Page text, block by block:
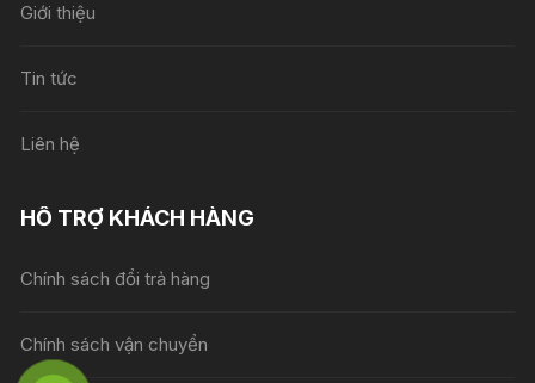
Giới thiệu
Tin tức
Liên hệ
HỖ TRỢ KHÁCH HÀNG
Chính sách đổi trả hàng
Chính sách vận chuyển